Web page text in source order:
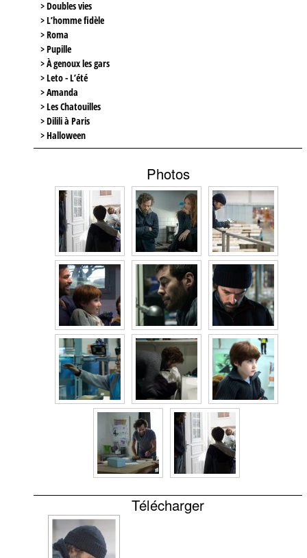
> Doubles vies
> L’homme fidèle
> Roma
> Pupille
> À genoux les gars
> Leto - L’été
> Amanda
> Les Chatouilles
> Dilili à Paris
> Halloween
Photos
Télécharger